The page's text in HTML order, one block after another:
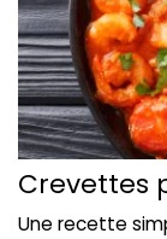
Crevettes
Une recette